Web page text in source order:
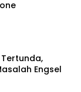
Engsel